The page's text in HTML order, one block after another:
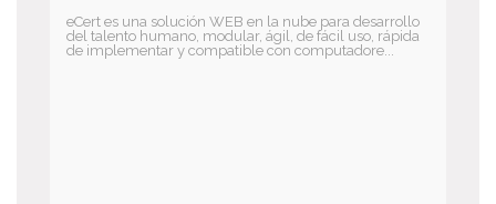
eCert es una solución WEB en la nube para desarrollo
del talento humano, modular, ágil, de fácil uso, rápida
de implementar y compatible con computadore...